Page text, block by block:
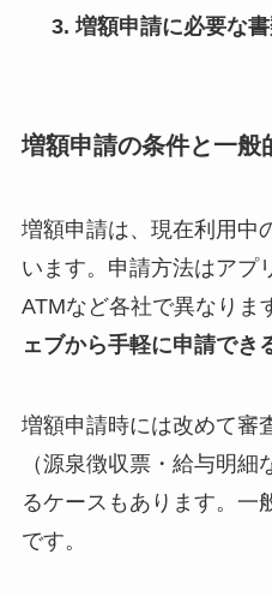
増額申請に必要な
増額申請の条件と一般
増額申請は、現在利用中
います。申請方法はアプ
ATMなど各社で異なりま
ェブから手軽に申請でき
増額申請時には改めて審
（源泉徴収票・給与明
るケースもあります。一
です。